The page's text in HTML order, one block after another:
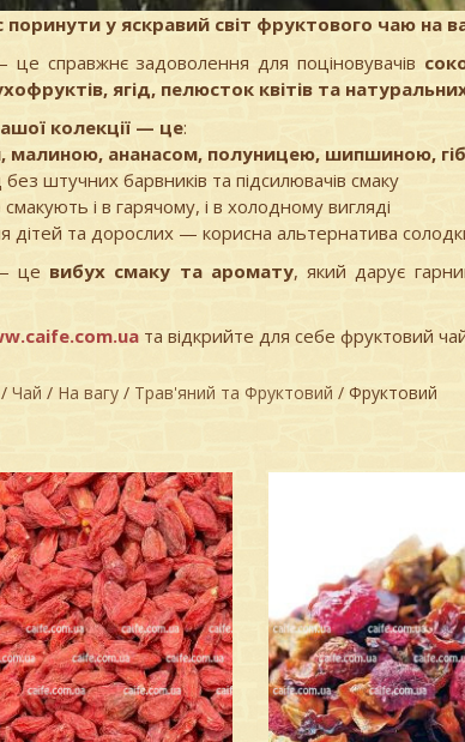
у яскравий світ фруктового чаю на
справжнє задоволення для поціновувачів
ягід, пелюсток квітів та
колекції — це:
малиною, ананасом, полуницею, шипшиною,
штучних барвників та підсилювачів смаку
смакують і в гарячому, і в холодному вигляді
дітей та дорослих — корисна альтернатива
це вибух смаку та аромату, який дарує
та відкрийте для себе фруктовий
/ Чай / На вагу / Трав'яний та Фруктовий / Фруктовий